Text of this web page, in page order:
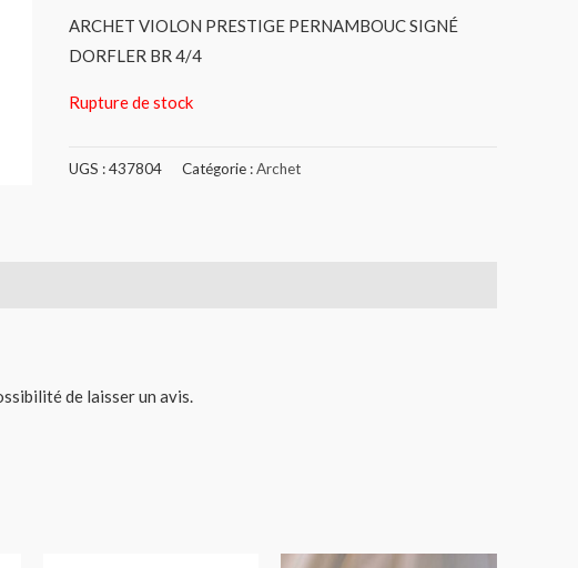
ARCHET VIOLON PRESTIGE PERNAMBOUC SIGNÉ
DORFLER BR 4/4
Rupture de stock
UGS :437804 Catégorie :Archet
de laisser un avis.